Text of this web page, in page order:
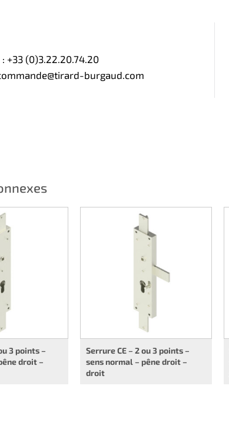
+33 (0)3.22.20.74.20
burgaud.com
3 points –
droit –
Serrure CE – 2 ou 3 points –
sens normal – pêne droit –
droit